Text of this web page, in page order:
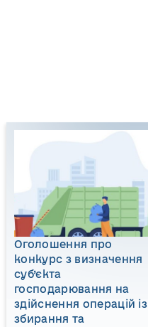
Оголошення про
конкурс з визначення
суб’єкта
господарювання на
здійснення операцій із
збирання та